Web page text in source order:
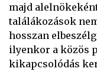
majd
találákozások
hosszan
ilyenkor a közös
kikapcsolódás